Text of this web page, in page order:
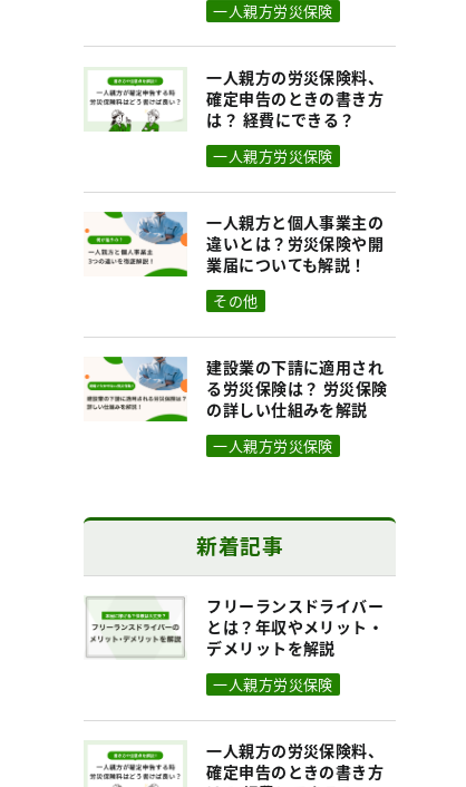
一人親方労災保険
一人親方の労災保険料、
確定申告のときの書き方
は？ 経費にできる？
一人親方労災保険
一人親方と個人事業主の
違いとは？労災保険や開
業届についても解説！
その他
建設業の下請に適用され
る労災保険は？ 労災保険
の詳しい仕組みを解説
一人親方労災保険
新着記事
フリーランスドライバー
とは？年収やメリット・
デメリットを解説
一人親方労災保険
一人親方の労災保険料、
確定申告のときの書き方